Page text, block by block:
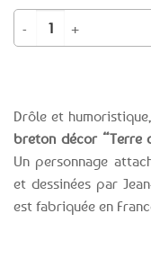
Drôle et
breton décor “Terre
Un personnage
et dessinées par
est fabriquée en
quantité de Mug Mam'